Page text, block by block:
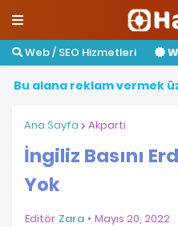
Web / SEO Hizmetleri
Bu alana reklamvermek ü
Ana Sayfa Akparti
İngiliz Basını
Yok
Editör Zara Mayıs 20, 2022